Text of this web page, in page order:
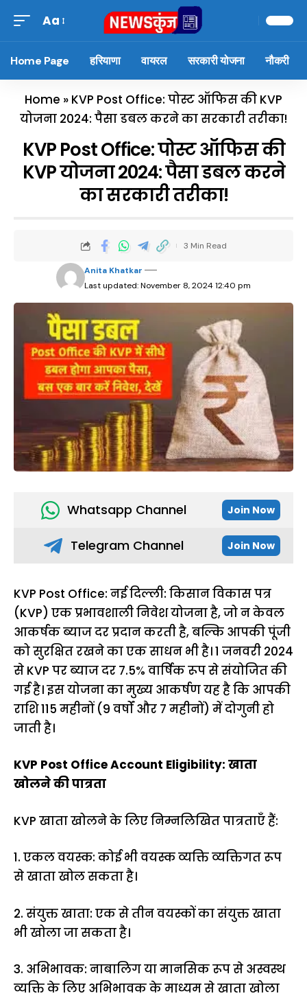
Aa
Home Page हरियाणा वायरल सरकारी योजना नौकरी
Home » KVP Post Office: पोस्ट ऑफिस की KVP
योजना 2024: पैसा डबल करने का सरकारी तरीका!
KVP Post Office: पोस्ट ऑफिस की
KVP योजना 2024: पैसा डबल करने
का सरकारी तरीका!
Last updated: November 8, 2024 12:40 pm
Anita Khatkar
3 Min Read
Whatsapp Channel Join Now
Telegram Channel Join Now
KVP Post Office: नई दिल्ली: किसान विकास पत्र
(KVP) एक प्रभावशाली निवेश योजना है, जो न केवल
आकर्षक ब्याज दर प्रदान करती है, बल्कि आपकी पूंजी
को सुरक्षित रखने का एक साधन भी है। 1 जनवरी 2024
से KVP पर ब्याज दर 7.5% वार्षिक रूप से संयोजित की
गई है। इस योजना का मुख्य आकर्षण यह है कि आपकी
राशि 115 महीनों (9 वर्षों और 7 महीनों) में दोगुनी हो
जाती है।
KVP Post Office Account Eligibility: खाता
खोलने की पात्रता
KVP खाता खोलने के लिए निम्नलिखित पात्रताएँ हैं:
1. एकल वयस्क: कोई भी वयस्क व्यक्ति व्यक्तिगत रूप
से खाता खोल सकता है।
2. संयुक्त खाता: एक से तीन वयस्कों का संयुक्त खाता
भी खोला जा सकता है।
3. अभिभावक: नाबालिग या मानसिक रूप से अस्वस्थ
व्यक्ति के लिए अभिभावक के माध्यम से खाता खोला